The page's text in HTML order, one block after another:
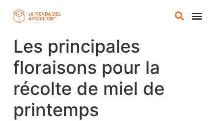
Les principales
floraisons pour la
récolte de miel de
printemps